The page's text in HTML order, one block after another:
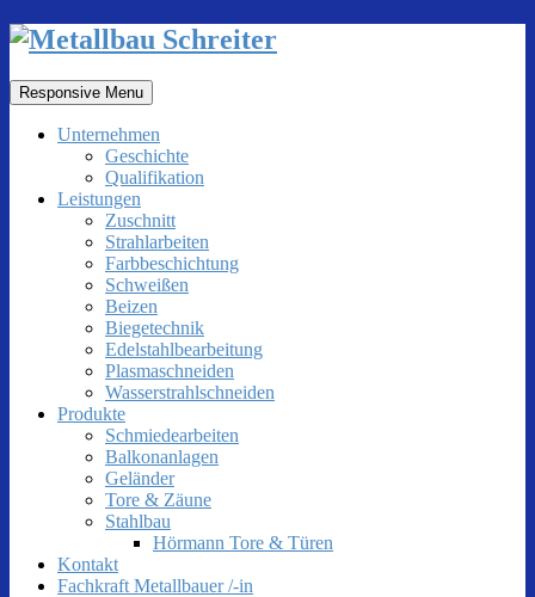
Responsive Menu
Unternehmen
Geschichte
Qualifikation
Leistungen
Zuschnitt
Strahlarbeiten
Farbbeschichtung
Schweißen
Beizen
Biegetechnik
Edelstahlbearbeitung
Plasmaschneiden
Wasserstrahlschneiden
Produkte
Schmiedearbeiten
Balkonanlagen
Geländer
Tore & Zäune
Stahlbau
Hörmann Tore & Türen
Kontakt
Fachkraft Metallbauer /-in